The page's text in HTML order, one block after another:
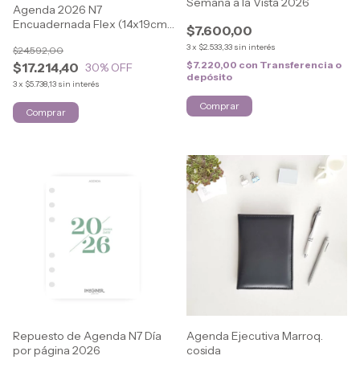
Agenda 2026 N7
Encuadernada Flex (14x19cm)
$17.214,40
$24.592,00
30% OFF
3x $5.738,13 sin interés
Comprar
$7.600,00
3x $2.533,33 sin interés
$7.220,00 con Transferencia o
depósito
Repuesto de Agenda N7 Día
por página 2026
Agenda Ejecutiva Marroq.
cosida